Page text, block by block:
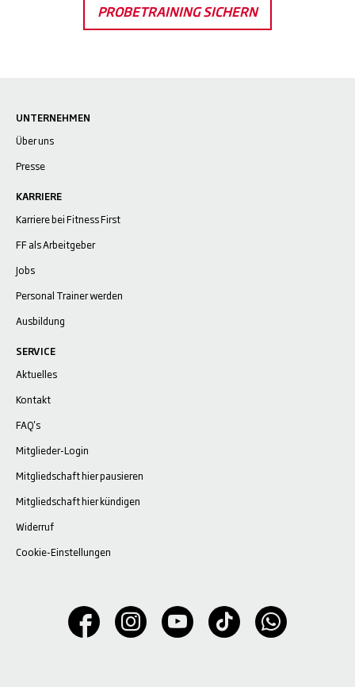
PROBETRAINING SICHERN
UNTERNEHMEN
Über uns
Presse
KARRIERE
Karriere bei Fitness First
FF als Arbeitgeber
Jobs
Personal Trainer werden
Ausbildung
SERVICE
Aktuelles
Kontakt
FAQ's
Mitglieder-Login
Mitgliedschaft hier pausieren
Mitgliedschaft hier kündigen
Widerruf
Cookie-Einstellungen